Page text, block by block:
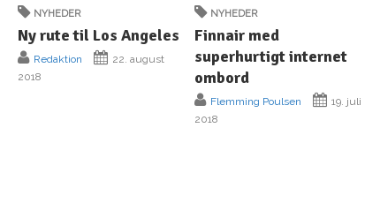
NYHEDER
Ny rute til Los Angeles
Redaktion
22. august
2018
NYHEDER
Finnair med
superhurtigt internet
ombord
Flemming Poulsen
19. juli
2018